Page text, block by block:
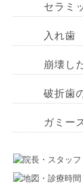
セラミ
入れ歯
崩壊し
破折歯
ガミー